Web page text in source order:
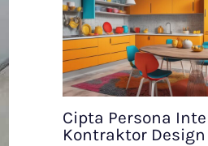
Cipta Persona
Kontraktor